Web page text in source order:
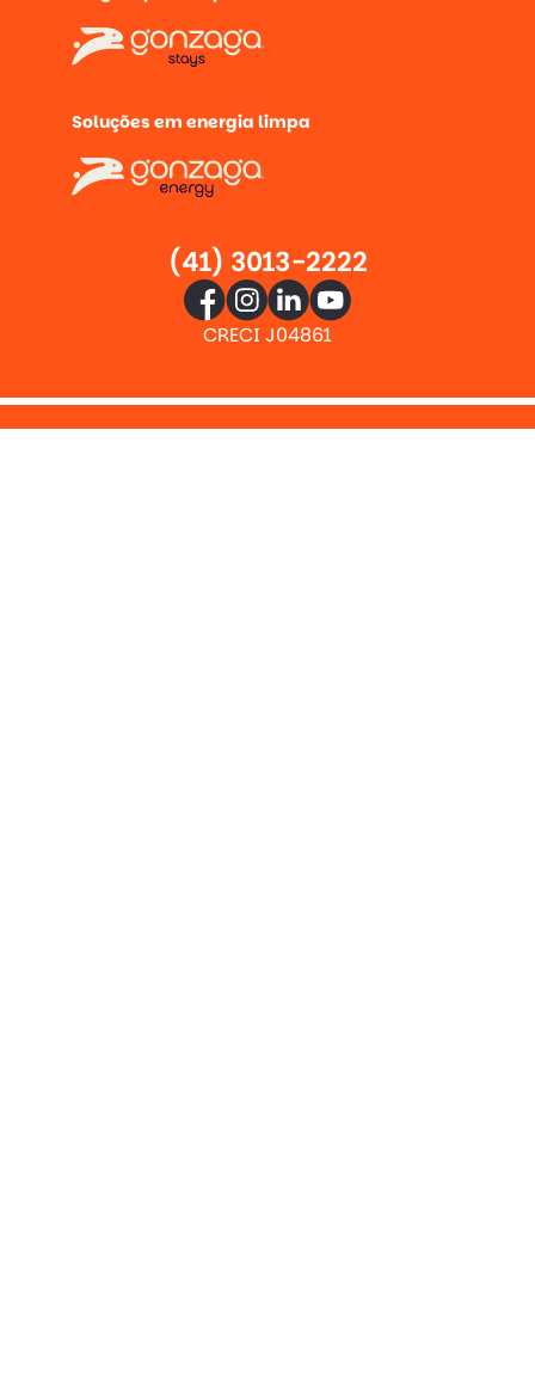
Soluções em energia limpa
(41) 3013-2222
CRECI J04861